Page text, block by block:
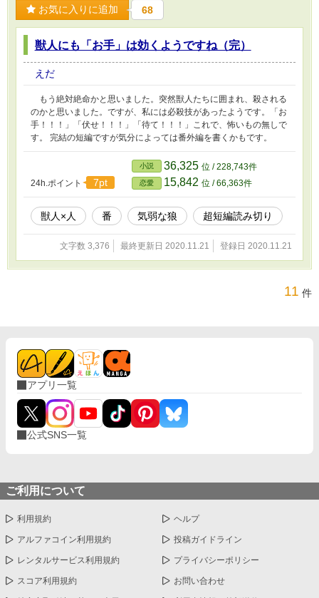
お気に入りに追加 68
獣人にも「お手」は効くようですね（完）
えだ
もう絶対絶命かと思いました。突然獣人たちに囲まれ、殺される
のかと思いました。ですが、私には必殺技があったようです。「お
手！！！」「伏せ！！！」「待て！！！」これで、怖いもの無しで
す。 完結の短編ですが気分によっては番外編を書くかもです。
24h.ポイント 7pt
小説 36,325 位 / 228,743件
恋愛 15,842 位 / 66,363件
獣人×人 番 気弱な狼 超短編読み切り
文字数 3,376 最終更新日 2020.11.21 登録日 2020.11.21
11 件
アプリ一覧
公式SNS一覧
ご利用について
利用規約 ヘルプ
アルファコイン利用規約 投稿ガイドライン
レンタルサービス利用規約 プライバシーポリシー
スコア利用規約 お問い合わせ